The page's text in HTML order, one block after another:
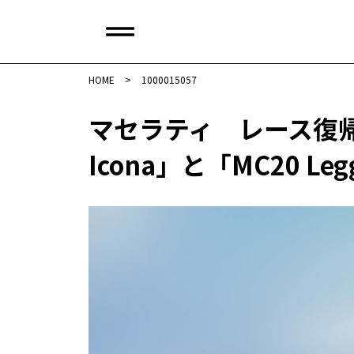
HOME > 1000015057
マセラティ レース復
Icona」と「MC20